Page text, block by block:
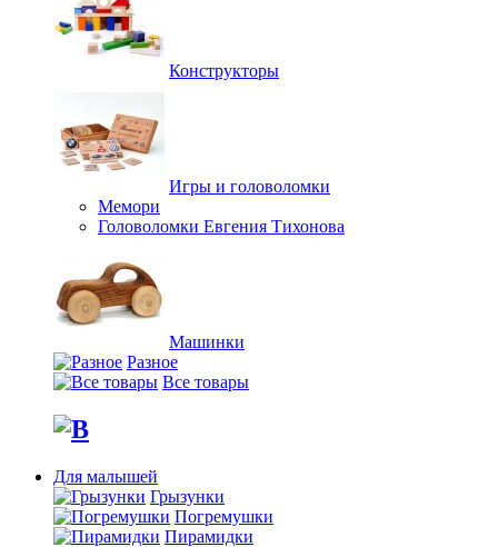
Конструкторы
Игры и головоломки
Мемори
Головоломки Евгения Тихонова
Машинки
Разное
Все товары
Для малышей
Грызунки
Погремушки
Пирамидки